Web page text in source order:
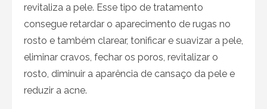
revitaliza a pele. Esse tipo de tratamento
consegue retardar o aparecimento de rugas no
rosto e também clarear, tonificar e suavizar a pele,
eliminar cravos, fechar os poros, revitalizar o
rosto, diminuir a aparência de cansaço da pele e
reduzir a acne.